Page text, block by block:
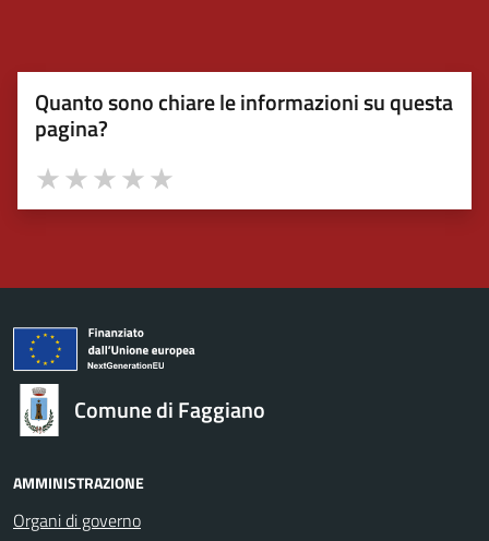
Quanto sono chiare le informazioni su questa
pagina?
Valuta 5 stelle su 5
Valuta 4 stelle su 5
Valuta 3 stelle su 5
Valuta 2 stelle su 5
Valuta 1 stelle su 5
Comune di Faggiano
AMMINISTRAZIONE
Organi di governo